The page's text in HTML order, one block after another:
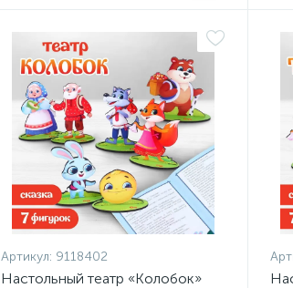
Артикул: 9118402
Настольный театр «Колобок»